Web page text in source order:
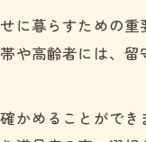
暮らすための
高齢者には、
めることがで